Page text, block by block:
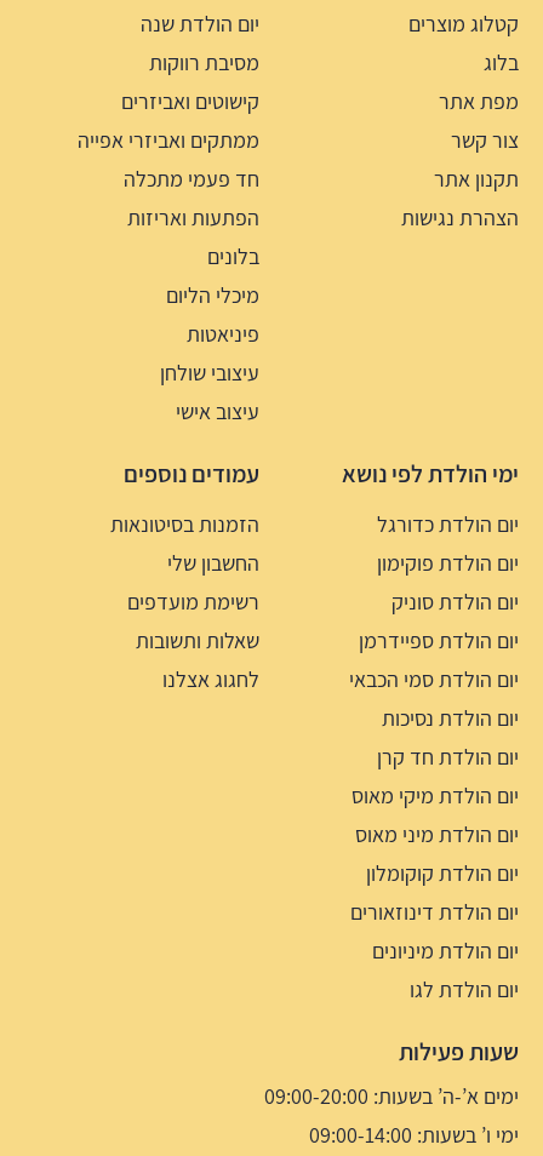
קטלוג מוצרים
בלוג
מפת אתר
צור קשר
תקנון אתר
הצהרת נגישות
יום הולדת שנה
מסיבת רווקות
קישוטים ואביזרים
ממתקים ואביזרי אפייה
חד פעמי מתכלה
הפתעות ואריזות
בלונים
מיכלי הליום
פיניאטות
עיצובי שולחן
עיצוב אישי
ימי הולדת לפי נושא
יום הולדת כדורגל
יום הולדת פוקימון
יום הולדת סוניק
יום הולדת ספיידרמן
יום הולדת סמי הכבאי
יום הולדת נסיכות
יום הולדת חד קרן
יום הולדת מיקי מאוס
יום הולדת מיני מאוס
יום הולדת קוקומלון
יום הולדת דינוזאורים
יום הולדת מיניונים
יום הולדת לגו
עמודים נוספים
הזמנות בסיטונאות
החשבון שלי
רשימת מועדפים
שאלות ותשובות
לחגוג אצלנו
שעות פעילות
ימים א’-ה’ בשעות: 09:00-20:00
ימי ו’ בשעות: 09:00-14:00